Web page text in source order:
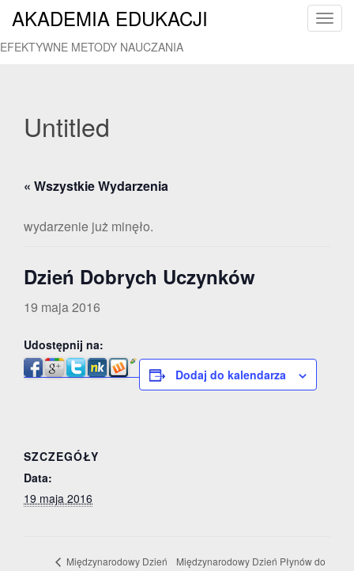
T
AKADEMIA EDUKACJI
EFEKTYWNE METODY NAUCZANIA
Untitled
« Wszystkie Wydarzenia
wydarzenie już minęło.
Dzień Dobrych Uczynków
19 maja 2016
Udostępnij na:
Dodaj do kalendarza
SZCZEGÓŁY
Data:
19 maja 2016
Międzynarodowy Dzień
Międzynarodowy Dzień Płynów do